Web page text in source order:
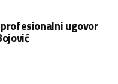
ugovor